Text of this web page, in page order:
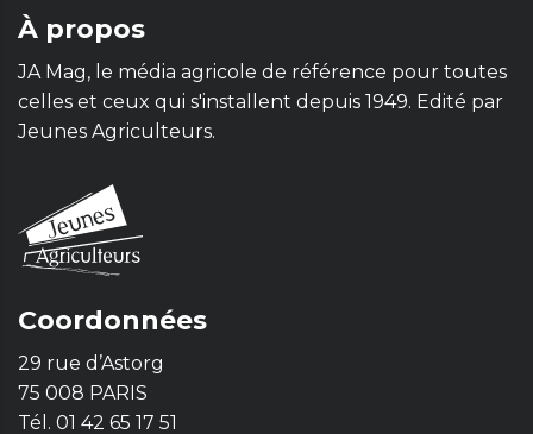
À propos
JA Mag, le média agricole de référence pour toutes
celles et ceux qui s'installent depuis 1949. Edité par
Jeunes Agriculteurs.
Coordonnées
29 rue d’Astorg
75 008 PARIS
Tél. 01 42 65 17 51